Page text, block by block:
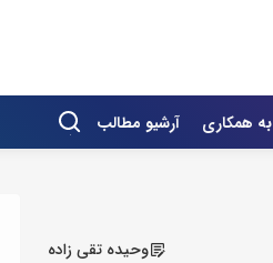
همکاری آرشیو مطالب
وحیده تقی زاده